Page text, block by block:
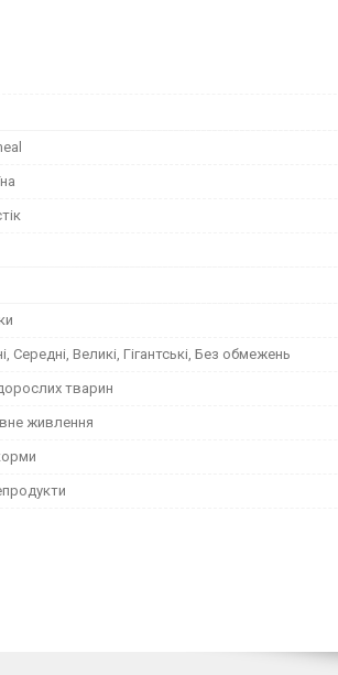
Середні, Великі, Гігантські, Без обмежень
тварин
живлення